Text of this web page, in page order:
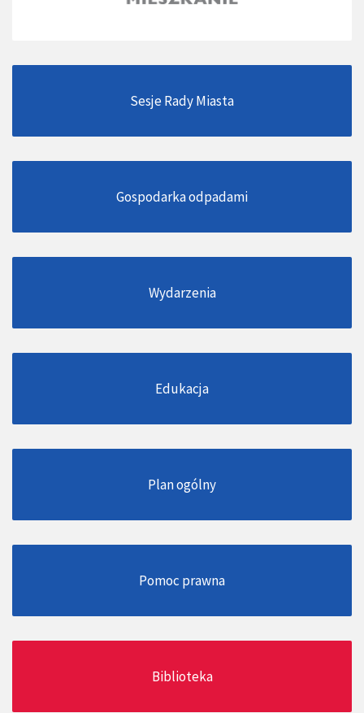
Sesje Rady Miasta
Gospodarka odpadami
Wydarzenia
Edukacja
Plan ogólny
Pomoc prawna
Biblioteka